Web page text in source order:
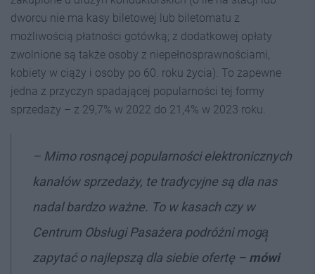
dworcu nie ma kasy biletowej lub biletomatu z
możliwością płatności gotówką; z dodatkowej opłaty
zwolnione są także osoby z niepełnosprawnościami,
kobiety w ciąży i osoby po 60. roku życia). To zapewne
jedna z przyczyn spadającej popularności tej formy
sprzedaży – z 29,7% w 2022 do 21,4% w 2023 roku.
– Mimo rosnącej popularności elektronicznych
kanałów sprzedaży, te tradycyjne są dla nas
nadal bardzo ważne. To w kasach czy w
Centrum Obsługi Pasażera podróżni mogą̨
zapytać o najlepszą dla siebie ofertę – mówi